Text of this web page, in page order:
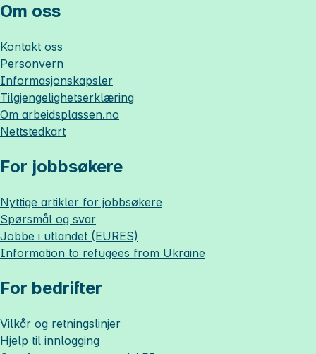
Om oss
Kontakt oss
Personvern
Informasjonskapsler
Tilgjengelighetserklæring
Om arbeidsplassen.no
Nettstedkart
For jobbsøkere
Nyttige artikler for jobbsøkere
Spørsmål og svar
Jobbe i utlandet (EURES)
Information to refugees from Ukraine
For bedrifter
Vilkår og retningslinjer
Hjelp til innlogging